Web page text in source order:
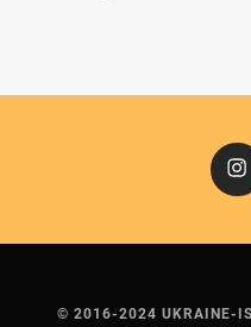
© 2016-2024 UKRAINE-